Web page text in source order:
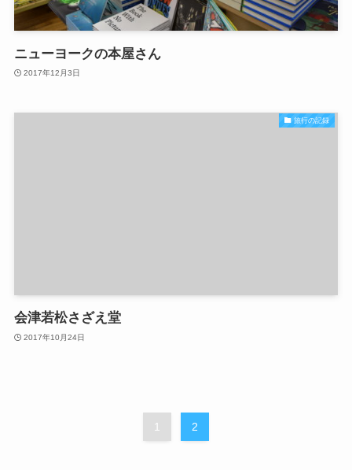
ニューヨークの本屋さん
2017年12月3日
旅行の記録
会津若松さざえ堂
2017年10月24日
1 2